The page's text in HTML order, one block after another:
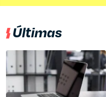
Últimas